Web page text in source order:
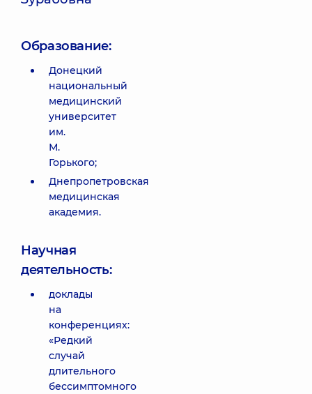
Образование:
Донецкий
национальный
медицинский
университет
им.
М.
Горького;
Днепропетровская
медицинская
академия.
Научная
деятельность:
доклады
на
конференциях:
«Редкий
случай
длительного
бессимптомного